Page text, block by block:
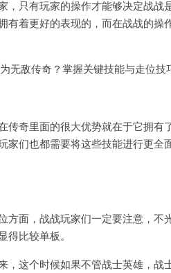
只有玩家的操作才能够决定战战
着更好的表现的，而在战战的操
奇里面的很大优势就在于它拥有
们也都需要将这些技能进行更全
面，战战玩家们一定要注意，不
比较单板。
这个时候如果不管战士英雄，战